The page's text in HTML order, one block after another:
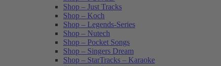
Shop – Just Tracks
Shop – Koch
Shop – Legends-Series
Shop – Nutech
Shop – Pocket Songs
Shop – Singers Dream
Shop – StarTracks – Karaoke